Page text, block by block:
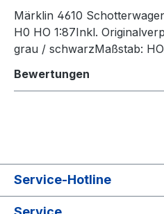
Märklin 4610
H0 HO 1:87Inkl.
grau / schwarzMaßstab:
Bewertungen
Service-Hotline